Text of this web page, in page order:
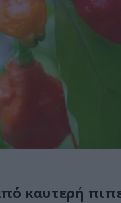
καυτερή